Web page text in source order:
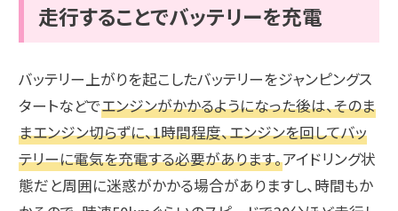
走行することでバッテリーを充電
バッテリー上がりを起こしたバッテリーをジャンピングス
タートなどでエンジンがかかるようになった後は、そのま
まエンジン切らずに、1時間程度、エンジンを回してバッ
テリーに電気を充電する必要があります。アイドリング状
態だと周囲に迷惑がかかる場合がありますし、時間もか